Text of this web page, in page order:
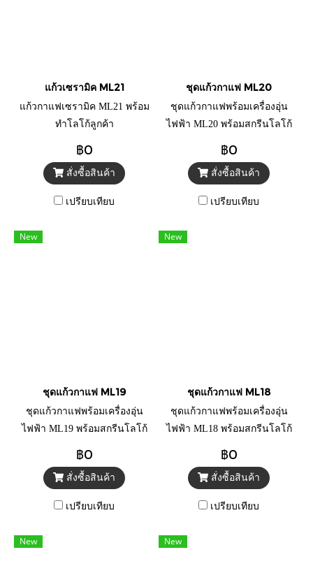
แก้วเซรามิค ML21
แก้วกาแฟเซรามิค ML21 พร้อม
ทำโลโก้ลูกค้า
฿0
สั่งซื้อสินค้า
เปรียบเทียบ
ชุดแก้วกาแฟ ML20
ชุดแก้วกาแฟพร้อมเครื่องอุ่น
ไฟฟ้า ML20 พร้อมสกรีนโลโก้
฿0
สั่งซื้อสินค้า
เปรียบเทียบ
New
ชุดแก้วกาแฟ ML19
ชุดแก้วกาแฟพร้อมเครื่องอุ่น
ไฟฟ้า ML19 พร้อมสกรีนโลโก้
฿0
สั่งซื้อสินค้า
เปรียบเทียบ
New
ชุดแก้วกาแฟ ML18
ชุดแก้วกาแฟพร้อมเครื่องอุ่น
ไฟฟ้า ML18 พร้อมสกรีนโลโก้
฿0
สั่งซื้อสินค้า
เปรียบเทียบ
New New